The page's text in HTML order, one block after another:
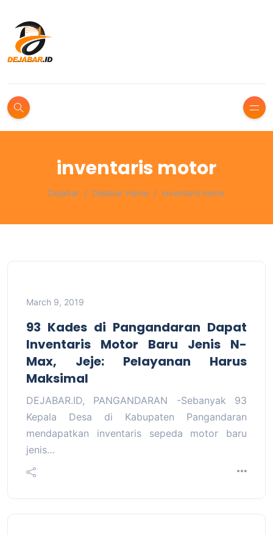
inventaris motor
Dejabar Dejabar Home inventaris motor
March 9, 2019
93 Kades di Pangandaran Dapat
Inventaris Motor Baru Jenis N-
Max, Jeje: Pelayanan Harus
Maksimal
DEJABAR.ID, PANGANDARAN -Sebanyak 93
Kepala Desa di Kabupaten Pangandaran
mendapatkan inventaris sepeda motor baru
jenis…